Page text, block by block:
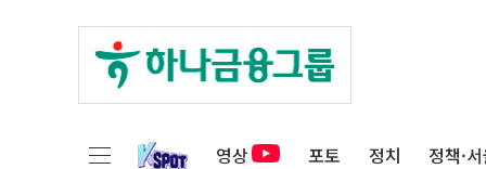
영상 포토 정치 정책·